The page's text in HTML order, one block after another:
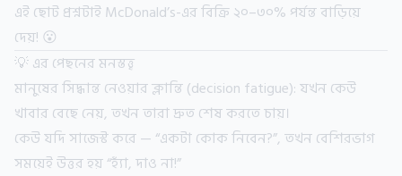
এই ছোট প্রশ্নটাই McDonald’s-এর বিক্রি ২০–৩০% পর্যন্ত বাড়িয়ে
দেয়! 😮
💡 এর পেছনের মনস্তত্ত্ব
মানুষের সিদ্ধান্ত নেওয়ার ক্লান্তি (decision fatigue): যখন কেউ
খাবার বেছে নেয়, তখন তারা দ্রুত শেষ করতে চায়।
কেউ যদি সাজেস্ট করে — “একটা কোক নিবেন?”, তখন বেশিরভাগ
সময়েই উত্তর হয় “হ্যাঁ, দাও না!”